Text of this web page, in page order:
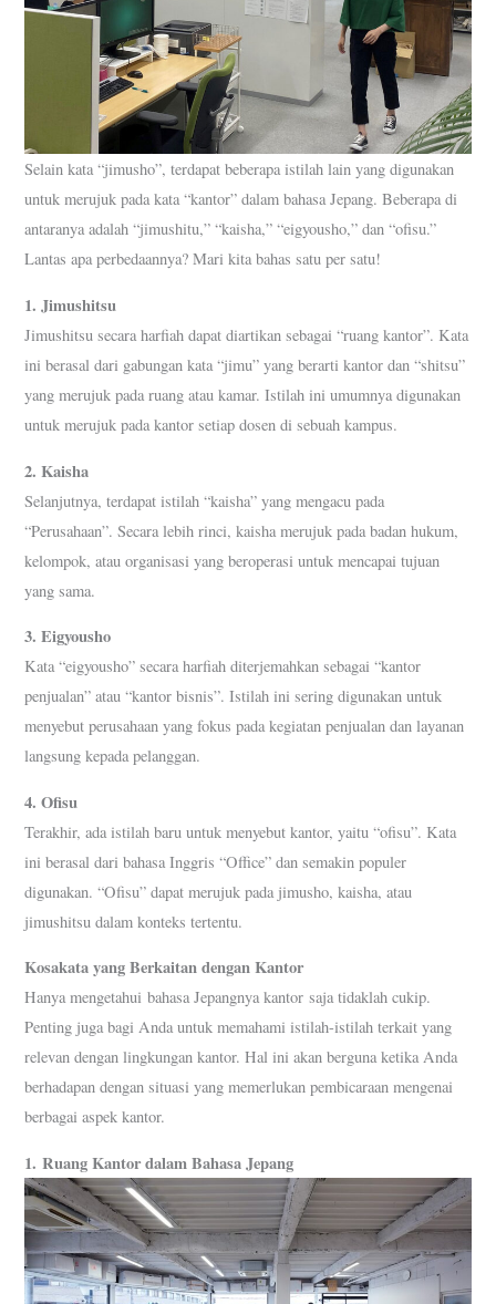
Selain kata “jimusho”, terdapat beberapa istilah lain yang digunakan
untuk merujuk pada kata “kantor” dalam bahasa Jepang. Beberapa di
antaranya adalah “jimushitu,” “kaisha,” “eigyousho,” dan “ofisu.”
Lantas apa perbedaannya? Mari kita bahas satu per satu!
1. Jimushitsu
Jimushitsu secara harfiah dapat diartikan sebagai “ruang kantor”. Kata
ini berasal dari gabungan kata “jimu” yang berarti kantor dan “shitsu”
yang merujuk pada ruang atau kamar. Istilah ini umumnya digunakan
untuk merujuk pada kantor setiap dosen di sebuah kampus.
2. Kaisha
Selanjutnya, terdapat istilah “kaisha” yang mengacu pada
“Perusahaan”. Secara lebih rinci, kaisha merujuk pada badan hukum,
kelompok, atau organisasi yang beroperasi untuk mencapai tujuan
yang sama.
3. Eigyousho
Kata “eigyousho” secara harfiah diterjemahkan sebagai “kantor
penjualan” atau “kantor bisnis”. Istilah ini sering digunakan untuk
menyebut perusahaan yang fokus pada kegiatan penjualan dan layanan
langsung kepada pelanggan.
4. Ofisu
Terakhir, ada istilah baru untuk menyebut kantor, yaitu “ofisu”. Kata
ini berasal dari bahasa Inggris “Office” dan semakin populer
digunakan. “Ofisu” dapat merujuk pada jimusho, kaisha, atau
jimushitsu dalam konteks tertentu.
Kosakata yang Berkaitan dengan Kantor
Hanya mengetahui bahasa Jepangnya kantor saja tidaklah cukip.
Penting juga bagi Anda untuk memahami istilah-istilah terkait yang
relevan dengan lingkungan kantor. Hal ini akan berguna ketika Anda
berhadapan dengan situasi yang memerlukan pembicaraan mengenai
berbagai aspek kantor.
1.Ruang Kantor dalam Bahasa Jepang